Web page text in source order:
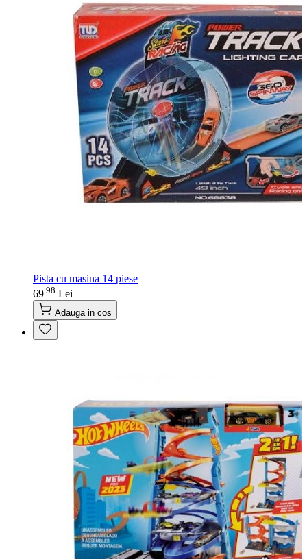
Pista cu masina 14 piese
69 98 Lei
Adauga in cos